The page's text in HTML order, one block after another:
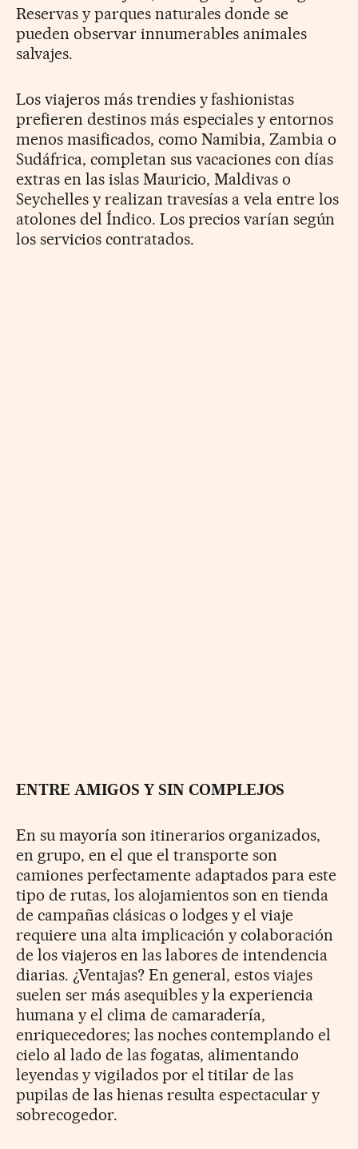
Reservas y parques naturales donde se
pueden observar innumerables animales
salvajes.
Los viajeros más trendies y fashionistas
prefieren destinos más especiales y entornos
menos masificados, como Namibia, Zambia o
Sudáfrica, completan sus vacaciones con días
extras en las islas Mauricio, Maldivas o
Seychelles y realizan travesías a vela entre los
atolones del Índico. Los precios varían según
los servicios contratados.
ENTRE AMIGOS Y SIN COMPLEJOS
En su mayoría son itinerarios organizados,
en grupo, en el que el transporte son
camiones perfectamente adaptados para este
tipo de rutas, los alojamientos son en tienda
de campañas clásicas o lodges y el viaje
requiere una alta implicación y colaboración
de los viajeros en las labores de intendencia
diarias. ¿Ventajas? En general, estos viajes
suelen ser más asequibles y la experiencia
humana y el clima de camaradería,
enriquecedores; las noches contemplando el
cielo al lado de las fogatas, alimentando
leyendas y vigilados por el titilar de las
pupilas de las hienas resulta espectacular y
sobrecogedor.